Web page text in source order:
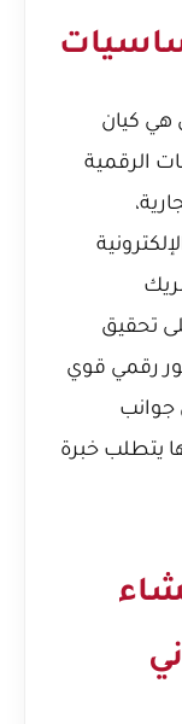
هي كيان
الرقمية
تحقيق
رقمي قوي
جوانب
يتطلب خبرة